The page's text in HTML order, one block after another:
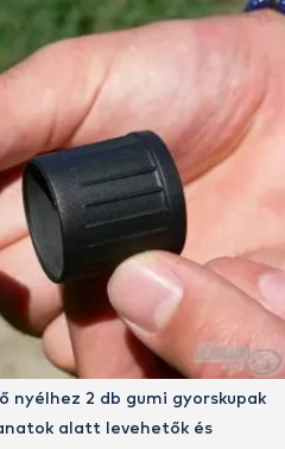
nyélhez 2 db gumi gyorskupak
alatt levehetők és